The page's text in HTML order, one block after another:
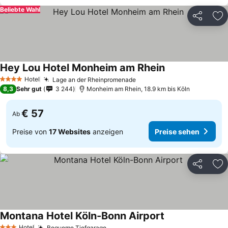
Teilen
Beliebte Wahl
4 Sterne Hotel Lage an der RheinpromenadePreise sehen
Hey Lou Hotel Monheim am RheinPreise sehen
8,3 Sehr gut 3 244 Monheim am Rhein, 18.9 km bis Köln
Ab € 57
Preise von 17 Websites anzeigen Preise sehen
Teilen
Montana Hotel Köln-Bonn Airport